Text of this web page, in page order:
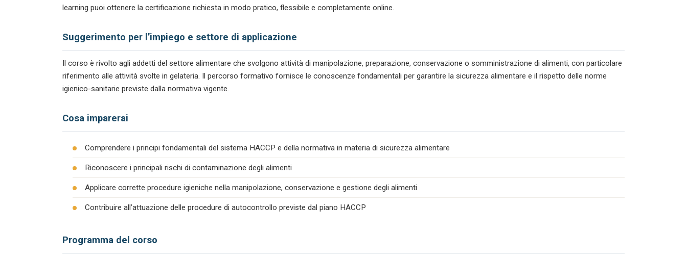
learning puoi ottenere la certificazione richiesta in modo pratico, flessibile e completamente online.
Suggerimento per l’impiego e settore di applicazione
Il corso è rivolto agli addetti del settore alimentare che svolgono attività di manipolazione, preparazione, conservazione o somministrazione di alimenti, con particolare
riferimento alle attività svolte in gelateria. Il percorso formativo fornisce le conoscenze fondamentali per garantire la sicurezza alimentare e il rispetto delle norme
igienico-sanitarie previste dalla normativa vigente.
Cosa imparerai
Comprendere i principi fondamentali del sistema HACCP e della normativa in materia di sicurezza alimentare
Riconoscere i principali rischi di contaminazione degli alimenti
Applicare corrette procedure igieniche nella manipolazione, conservazione e gestione degli alimenti
Contribuire all’attuazione delle procedure di autocontrollo previste dal piano HACCP
Programma del corso